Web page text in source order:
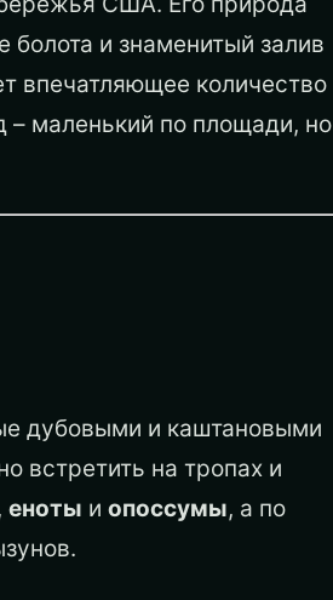
и знаменитый залив
впечатляющее количество
– маленький по площади, но
дубовыми и каштановыми
встретить на тропах и
, еноты и опоссумы, а по